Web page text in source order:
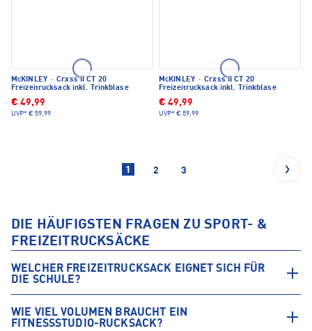
McKINLEY · Crxss II CT 20
Freizeitrucksack inkl. Trinkblase
€ 49,99
UVP* € 59,99
McKINLEY · Crxss II CT 20
Freizeitrucksack inkl. Trinkblase
€ 49,99
UVP* € 59,99
1 2 3
DIE HÄUFIGSTEN FRAGEN ZU SPORT- &
FREIZEITRUCKSÄCKE
WELCHER FREIZEITRUCKSACK EIGNET SICH FÜR
DIE SCHULE?
WIE VIEL VOLUMEN BRAUCHT EIN
FITNESSSTUDIO-RUCKSACK?